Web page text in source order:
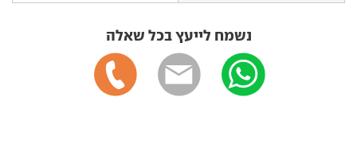
נשמח לייעץ בכל שאלה